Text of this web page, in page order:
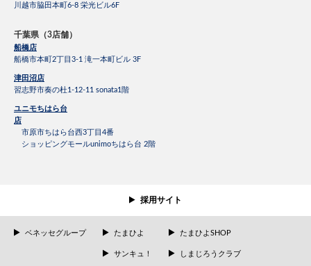
川越市脇田本町6-8 栄光ビル6F
千葉県（3店舗）
船橋店
船橋市本町2丁目3-1 滝一本町ビル 3F
津田沼店
習志野市奏の杜1-12-11 sonata1階
ユニモちはら台
店
市原市ちはら台西3丁目4番
ショッピングモールunimoちはら台 2階
採用サイト
ベネッセグループ たまひよ
サンキュ！
たまひよSHOP
しまじろうクラブ